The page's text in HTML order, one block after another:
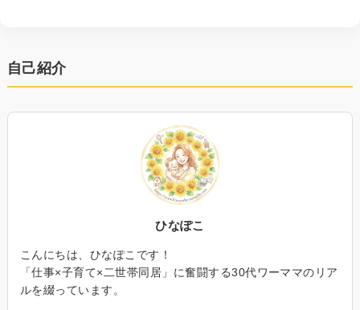
自己紹介
ひなぽこ
こんにちは、ひなぽこです！
「仕事×子育て×二世帯同居」に奮闘する30代ワーママのリア
ルを綴っています。